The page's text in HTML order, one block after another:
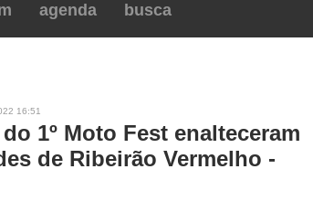
agenda busca
16:51
1º Moto Fest enalteceram
de Ribeirão Vermelho -